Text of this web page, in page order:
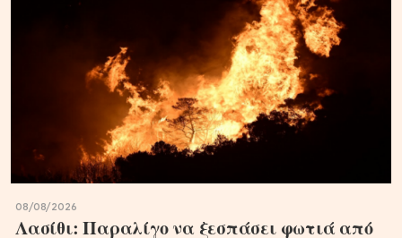
08/08/2026
Λασίθι: Παραλίγο να ξεσπάσει φωτιά από